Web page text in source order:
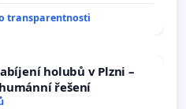
transparentnosti
holubů v Plzni –
řešení